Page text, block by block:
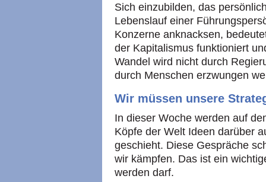
Sich einzubilden, das
Lebenslauf einer
Konzerne anknacksen,
der Kapitalismus funktioniert
Wandel wird nicht durch
durch Menschen erzwungen
Wir müssen unsere
In dieser Woche werden auf
Köpfe der Welt Ideen darüber
geschieht. Diese Gespräche
wir kämpfen. Das ist ein
werden darf.